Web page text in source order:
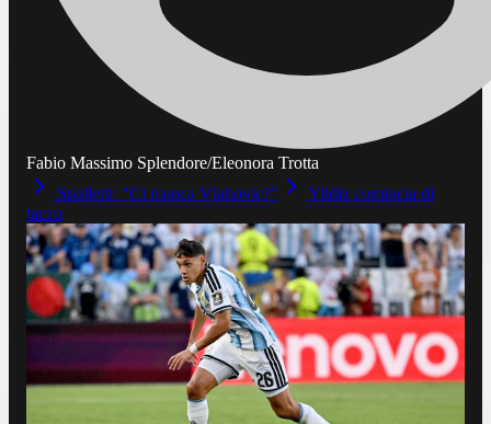
Fabio Massimo Splendore/Eleonora Trotta
Spalletti: "Ci manca Vlahovic?"
Yildiz comincia di
tacco